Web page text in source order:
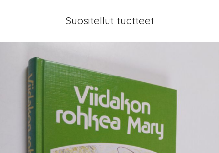
Suositellut tuotteet